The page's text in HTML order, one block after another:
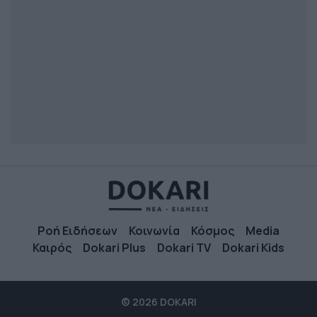
Ροή Ειδήσεων Κοινωνία Κόσμος
Media
Καιρός
Dokari Plus Dokari TV Dokari Kids
© 2026 DOKARI